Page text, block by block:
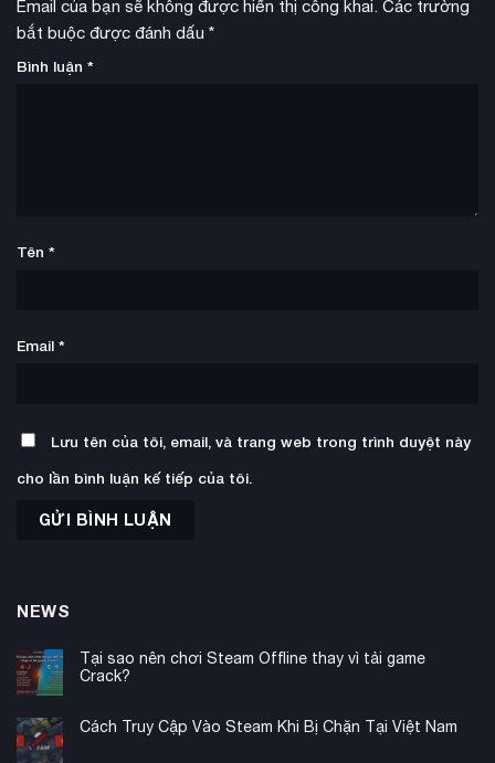
Email của bạn sẽ không được hiển thị công khai. Các trường
bắt buộc được đánh dấu *
Bình luận *
Tên *
Email *
Lưu tên của tôi, email, và trang web trong trình duyệt này
cho lần bình luận kế tiếp của tôi.
NEWS
Tại sao nên chơi Steam Offline thay vì tải game
Crack?
Cách Truy Cập Vào Steam Khi Bị Chặn Tại Việt Nam